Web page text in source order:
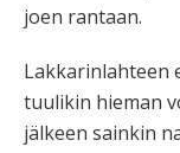
joen rantaan.
Lakkarinlahteen
tuulikin hieman
jälkeen sainkin